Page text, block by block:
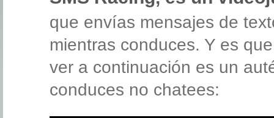
que envías mensajes de
mientras conduces. Y es
ver a continuación es un
conduces no chatees: